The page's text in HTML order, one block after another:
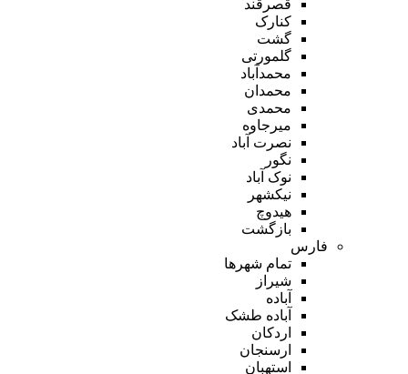
قصرقند
کنارک
گشت
گلمورتی
محمدآباد
محمدان
محمدی
میرجاوه
نصرت آباد
نگور
نوک آباد
نیکشهر
هیدوچ
بازگشت
فارس
تمام شهر‌ها
شیراز
آباده
آباده طشک
اردکان
ارسنجان
استهبان